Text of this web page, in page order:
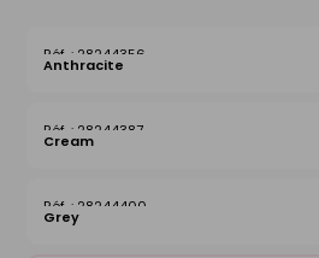
28244356
Anthracite
28244387
Cream
28244400
Grey